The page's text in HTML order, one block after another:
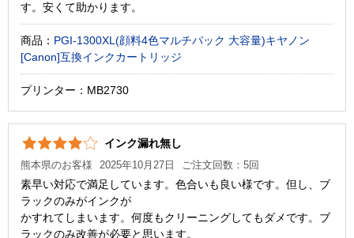
す。安くて助かります。
商品： PGI-1300XL(顔料4色マルチパック 大容量)キヤノン
[Canon]互換インクカートリッジ
プリンター：MB2730
インク漏れ無し
熊本県のお客様 2025年10月27日 ご注文回数：5回
素早い対応で満足しています。色合いも良い様です。但し、ブ
ラックのみがインクが
かすれてしまいます。何度もクリーニングしてもダメです。ブ
ラックのみ改善が必要と思います。